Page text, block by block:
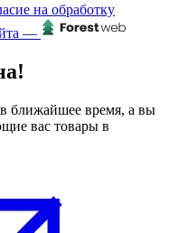
на обработку
—
ближайшее время, а вы
вас товары в